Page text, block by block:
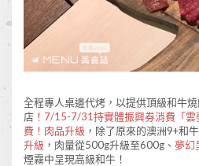
全程專人桌邊代烤，以提供頂級和牛
店 ！7/15-7/31持實體振興券消費「
費！肉品升級 ，除了原來的澳洲9+和
升級 ，肉量從500g升級至600g、 夢幻
煙霧中呈現高級和牛！